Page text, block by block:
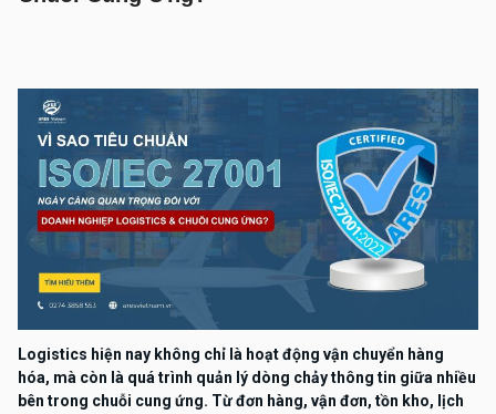
BLOG ISO
KHÁCH HÀNG
TRA CỨU CHỨNG NHẬN
Logistics hiện nay không chỉ là hoạt động vận chuyển hàng
hóa, mà còn là quá trình quản lý dòng chảy thông tin giữa nhiều
bên trong chuỗi cung ứng. Từ đơn hàng, vận đơn, tồn kho, lịch